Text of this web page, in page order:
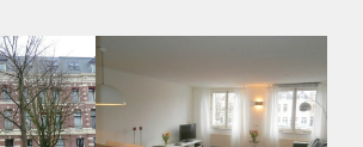
berging in de onderbouw. Het NS
op een paar minuten lopen van de
richting Amsterdam, Schiphol en
en snel bereikbaar.